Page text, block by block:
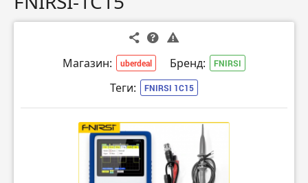
Магазин: uberdeal Бренд: FNIRSI
Теги: FNIRSI 1C15